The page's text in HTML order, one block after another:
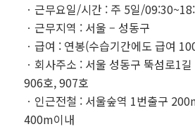
ㆍ근무요일/시간 : 주 5일/
ㆍ근무지역 : 서울 – 성동구
ㆍ급여 : 연봉(수습기간에도 급여
ㆍ회사주소 : 서울 성동구 뚝섬로1
906호, 907호
ㆍ인근전철 : 서울숲역 1번출구
400m이내